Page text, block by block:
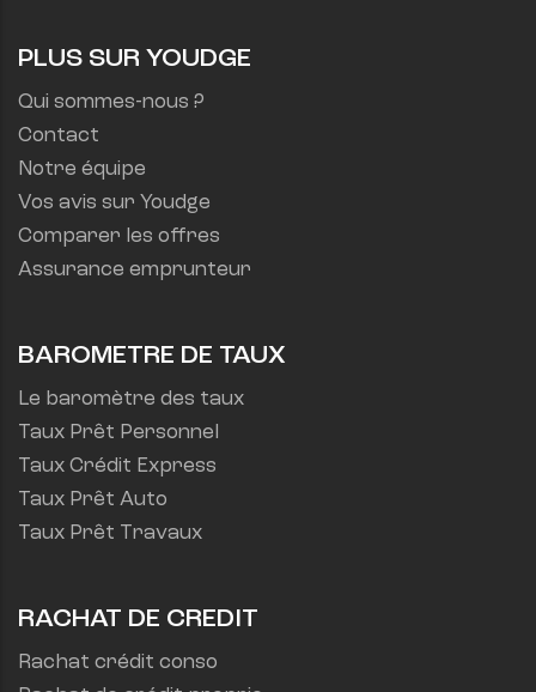
PLUS SUR YOUDGE
Qui sommes-nous ?
Contact
Notre équipe
Vos avis sur Youdge
Comparer les offres
Assurance emprunteur
BAROMETRE DE TAUX
Le baromètre des taux
Taux Prêt Personnel
Taux Crédit Express
Taux Prêt Auto
Taux Prêt Travaux
RACHAT DE CREDIT
Rachat crédit conso